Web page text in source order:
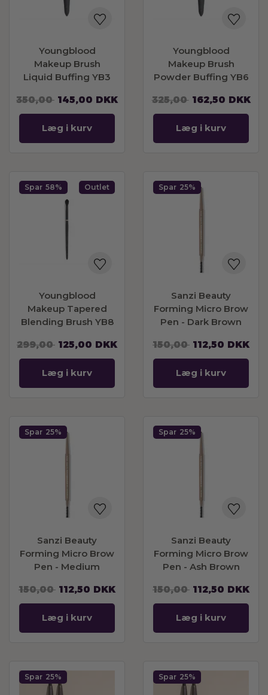
Youngblood
Makeup Brush
Liquid Buffing YB3
350,00 145,00 DKK
Læg i kurv
Youngblood
Makeup Brush
Powder Buffing YB6
325,00 162,50 DKK
Læg i kurv
Spar 58% Outlet
Youngblood
Makeup Tapered
Blending Brush YB8
299,00 125,00 DKK
Læg i kurv
Spar 25%
Sanzi Beauty
Forming Micro Brow
Pen - Dark Brown
150,00 112,50 DKK
Læg i kurv
Spar 25%
Sanzi Beauty
Forming Micro Brow
Pen - Medium
150,00 112,50 DKK
Læg i kurv
Spar 25%
Sanzi Beauty
Forming Micro Brow
Pen - Ash Brown
150,00 112,50 DKK
Læg i kurv
Spar 25% Spar 25%